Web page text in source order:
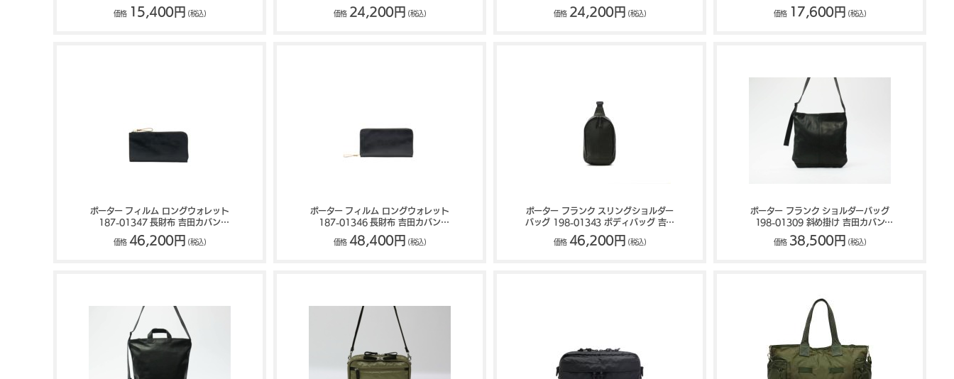
KEY HOLDER
価格 15,400円 (税込) 価格 24,200円 (税込)
れ 吉田カバン PORTER FILM
価格 24,200円 (税込)
FILM
価格 17,600円 (税込)
ポーター フィルム ロングウォレット
187-01347 長財布 吉田カバン
PORTER FILM
価格 46,200円 (税込)
ポーター フィルム ロングウォレット
187-01346 長財布 吉田カバン
PORTER FILM
価格 48,400円 (税込)
ポーター フランク スリングショルダー
バッグ 198-01343 ボディバッグ 吉田
カバン PORTER FRANK
価格 46,200円 (税込)
ポーター フランク ショルダーバッグ
198-01309 斜め掛け 吉田カバン
PORTER FRANK
価格 38,500円 (税込)